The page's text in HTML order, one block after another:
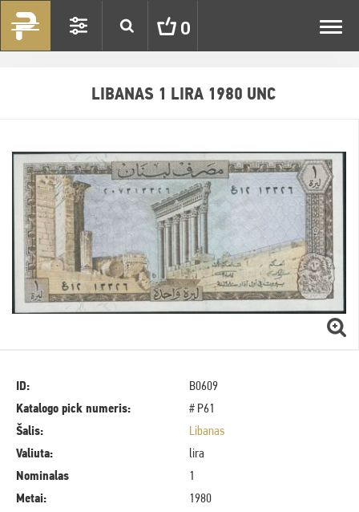
0
LIBANAS 1 LIRA 1980 UNC
ID:
B0609
Katalogo pick numeris:
# P61
Šalis:
Libanas
Valiuta:
lira
Nominalas
1
Metai:
1980